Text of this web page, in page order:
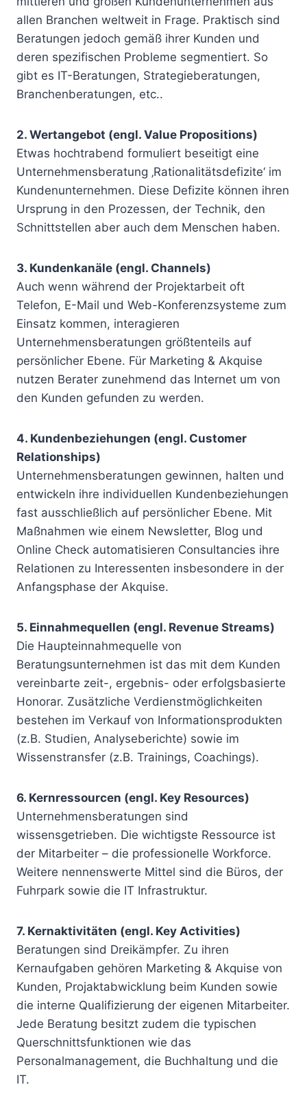
allen Branchen weltweit in Frage. Praktisch sind
Beratungen jedoch gemäß ihrer Kunden und
deren spezifischen Probleme segmentiert. So
gibt es IT-Beratungen, Strategieberatungen,
Branchenberatungen, etc..
2. Wertangebot (engl. Value Propositions)
Etwas hochtrabend formuliert beseitigt eine
Unternehmensberatung ‚Rationalitätsdefizite‘ im
Kundenunternehmen. Diese Defizite können ihren
Ursprung in den Prozessen, der Technik, den
Schnittstellen aber auch dem Menschen haben.
3. Kundenkanäle (engl. Channels)
Auch wenn während der Projektarbeit oft
Telefon, E-Mail und Web-Konferenzsysteme zum
Einsatz kommen, interagieren
Unternehmensberatungen größtenteils auf
persönlicher Ebene. Für Marketing & Akquise
nutzen Berater zunehmend das Internet um von
den Kunden gefunden zu werden.
4. Kundenbeziehungen (engl. Customer
Relationships)
Unternehmensberatungen gewinnen, halten und
entwickeln ihre individuellen Kundenbeziehungen
fast ausschließlich auf persönlicher Ebene. Mit
Maßnahmen wie einem Newsletter, Blog und
Online Check automatisieren Consultancies ihre
Relationen zu Interessenten insbesondere in der
Anfangsphase der Akquise.
5. Einnahmequellen (engl. Revenue Streams)
Die Haupteinnahmequelle von
Beratungsunternehmen ist das mit dem Kunden
vereinbarte zeit-, ergebnis- oder erfolgsbasierte
Honorar. Zusätzliche Verdienstmöglichkeiten
bestehen im Verkauf von Informationsprodukten
(z.B. Studien, Analyseberichte) sowie im
Wissenstransfer (z.B. Trainings, Coachings).
6. Kernressourcen (engl. Key Resources)
Unternehmensberatungen sind
wissensgetrieben. Die wichtigste Ressource ist
der Mitarbeiter – die professionelle Workforce.
Weitere nennenswerte Mittel sind die Büros, der
Fuhrpark sowie die IT Infrastruktur.
7. Kernaktivitäten (engl. Key Activities)
Beratungen sind Dreikämpfer. Zu ihren
Kernaufgaben gehören Marketing & Akquise von
Kunden, Projaktabwicklung beim Kunden sowie
die interne Qualifizierung der eigenen Mitarbeiter.
Jede Beratung besitzt zudem die typischen
Querschnittsfunktionen wie das
Personalmanagement, die Buchhaltung und die
IT.